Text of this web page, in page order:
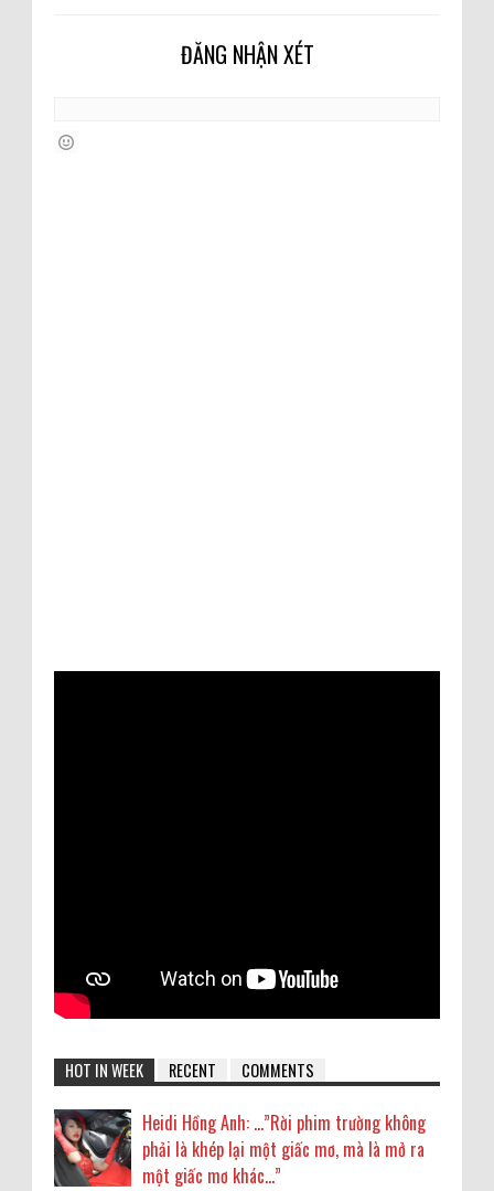
ĐĂNG NHẬN XÉT
HOT IN WEEK RECENT COMMENTS
Heidi Hồng Anh: …”Rời phim trường không
phải là khép lại một giấc mơ, mà là mở ra
một giấc mơ khác...”